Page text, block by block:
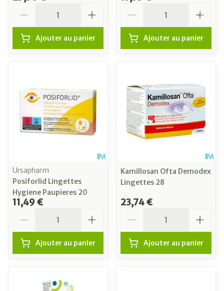
Ajouter au panier Ajouter au panier
Ursapharm
Posiforlid Lingettes
Hygiene Paupieres 20
11,49 €
Ajouter au panier
Kamillosan Ofta Demodex
Lingettes 28
23,74 €
Ajouter au panier